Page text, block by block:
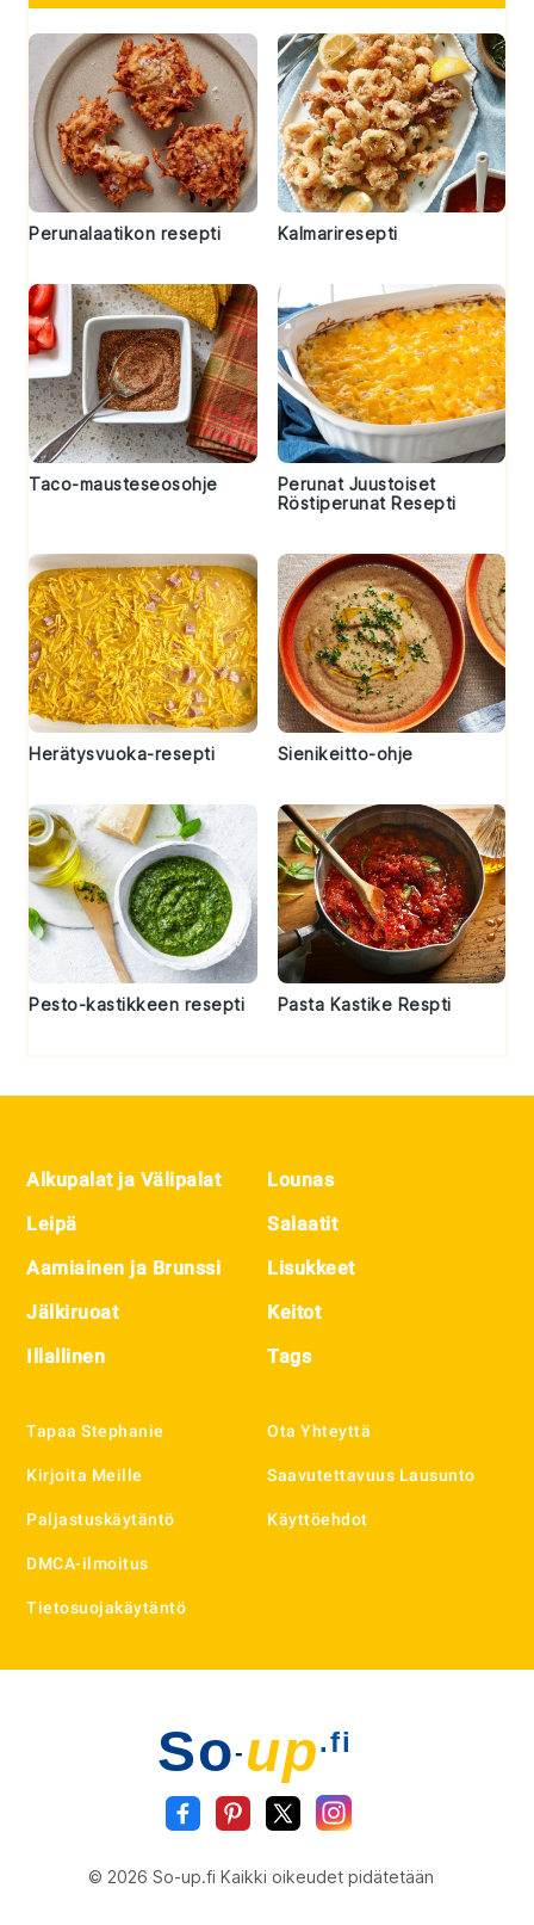
Perunalaatikon resepti Kalmariresepti
Taco-mausteseosohje
Perunat Juustoiset
Röstiperunat Resepti
Herätysvuoka-resepti Sienikeitto-ohje
Pesto-kastikkeen resepti Pasta Kastike Respti
Alkupalat ja Välipalat
Leipä
Aamiainen ja Brunssi
Jälkiruoat
Illallinen
Lounas
Salaatit
Lisukkeet
Keitot
Tags
Tapaa Stephanie
Kirjoita Meille
Paljastuskäytäntö
DMCA-ilmoitus
Tietosuojakäytäntö
Ota Yhteyttä
Saavutettavuus Lausunto
Käyttöehdot
So- up.fi
© 2026 So-up.fi Kaikki oikeudet pidätetään